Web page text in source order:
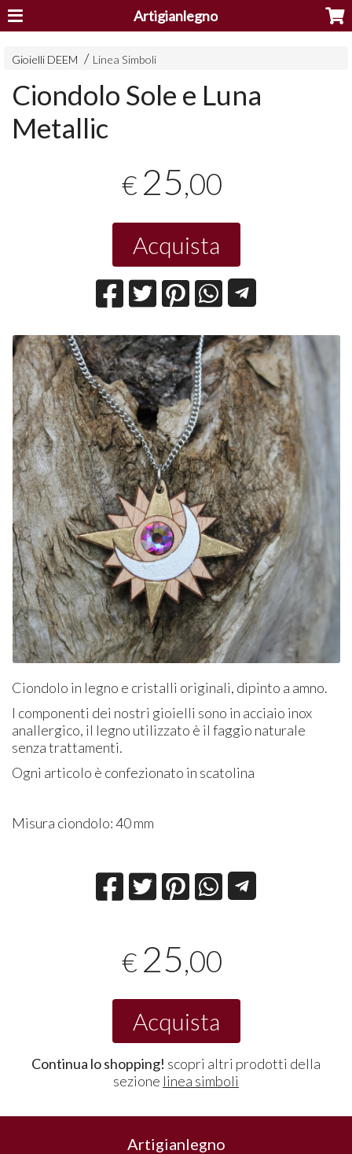
Artigianlegno
Gioielli DEEM Linea Simboli
Ciondolo Sole e Luna
Metallic
€ 25,00
Acquista
Ciondolo in legno e cristalli originali, dipinto a amno.
I componenti dei nostri gioielli sono in acciaio inox
anallergico, il legno utilizzato è il faggio naturale
senza trattamenti.
Ogni articolo è confezionato in scatolina
Misura ciondolo: 40 mm
€ 25,00
Acquista
Continua lo shopping! scopri altri prodotti della
sezione linea simboli
Artigianlegno